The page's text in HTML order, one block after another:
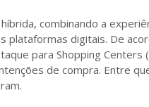
combinando a
plataformas digitais. De
para Shopping Centers
de compra. Entre